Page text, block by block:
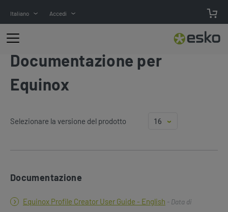
Italiano Accedi
Documentazione per
Equinox
Selezionare la versione del prodotto
Documentazione
Equinox Profile Creator User Guide - English - Data di